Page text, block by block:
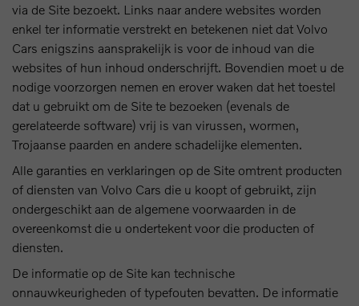
via de Site bezoekt. Links naar andere websites worden
enkel ter informatie verstrekt en betekenen niet dat Volvo
Cars enigszins aansprakelijk is voor de inhoud van die
websites of hun inhoud onderschrijft. Bovendien moet u de
nodige voorzorgen nemen en erover waken dat het toestel
dat u gebruikt om de Site te bezoeken (evenals de
gerelateerde software) vrij is van virussen, wormen,
Trojaanse paarden en andere schadelijke elementen.
Alle garanties en verklaringen op de Site omtrent producten
of diensten van Volvo Cars die u koopt of gebruikt, zijn
ondergeschikt aan de algemene voorwaarden in de
overeenkomst die u ondertekent voor die producten of
diensten.
De informatie op de Site kan technische
onnauwkeurigheden of typefouten bevatten. De informatie